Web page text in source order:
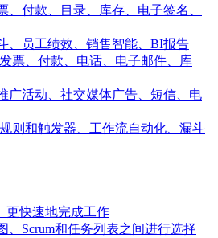
、付款、目录、库存、电子签名、
、员工绩效、销售智能、BI报告
票、付款、电话、电子邮件、库
广活动、社交媒体广告、短信、电
则和触发器、工作流自动化、漏斗
更快速地完成工作
、Scrum和任务列表之间进行选择